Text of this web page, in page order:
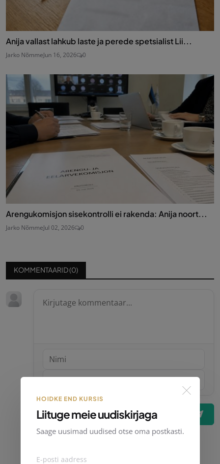
Anija vallast lahkub laste ja perede spetsialist Lii...
Jarko NõmmeJun 16, 2026 0
Arengukomisjon sisekontrolli ei rakenda: Anija noort...
Jarko NõmmeJul 02, 2026 0
KOMMENTAARID (0)
Postita kommentaar
HOIDKE END KURSIS
Liituge meie uudiskirjaga
Saage uusimad uudised otse oma postkasti.